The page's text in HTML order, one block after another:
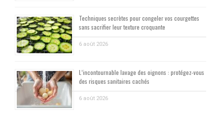
Techniques secrètes pour congeler vos courgettes
sans sacrifier leur texture croquante
6 août 2026
L’incontournable lavage des oignons : protégez-vous
des risques sanitaires cachés
6 août 2026